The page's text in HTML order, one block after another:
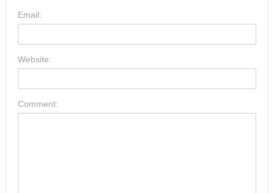
Email:
Website:
Comment: